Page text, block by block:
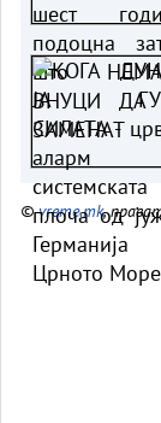
©vreme.mk,